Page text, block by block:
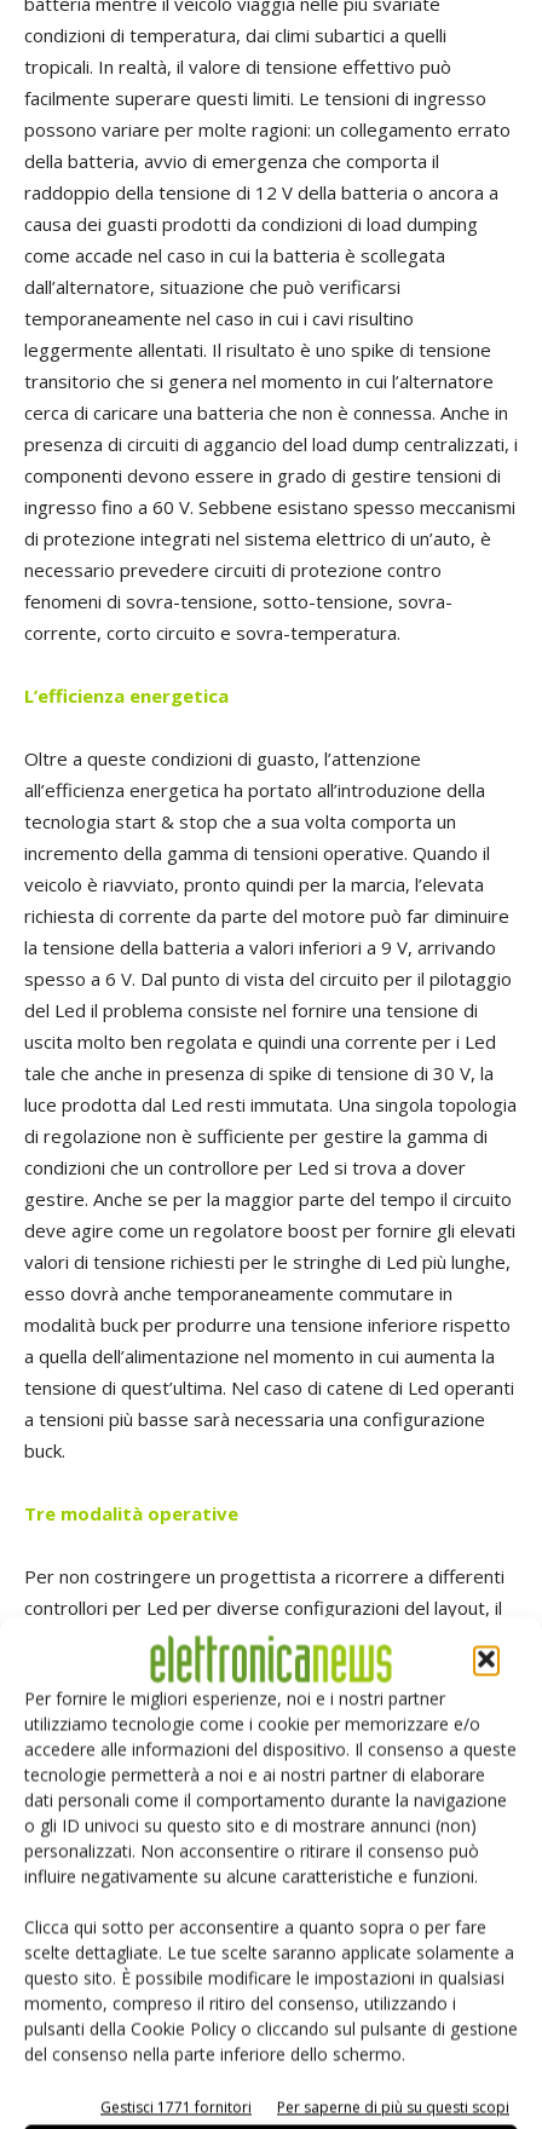
Per fornire le migliori esperienze, noi e i nostri partner
utilizziamo tecnologie come i cookie per memorizzare e/o
accedere alle informazioni del dispositivo. Il consenso a queste
tecnologie permetterà a noi e ai nostri partner di elaborare
dati personali come il comportamento durante la navigazione
o gli ID univoci su questo sito e di mostrare annunci (non)
personalizzati. Non acconsentire o ritirare il consenso può
influire negativamente su alcune caratteristiche e funzioni.
Clicca qui sotto per acconsentire a quanto sopra o per fare
scelte dettagliate. Le tue scelte saranno applicate solamente a
questo sito. È possibile modificare le impostazioni in qualsiasi
momento, compreso il ritiro del consenso, utilizzando i
pulsanti della Cookie Policy o cliccando sul pulsante di gestione
del consenso nella parte inferiore dello schermo.
Gestisci 1771 fornitori Per saperne di più su questi scopi
condizioni di temperatura, dai climi subartici a quelli
tropicali. In realtà, il valore di tensione effettivo può
facilmente superare questi limiti. Le tensioni di ingresso
possono variare per molte ragioni: un collegamento errato
della batteria, avvio di emergenza che comporta il
raddoppio della tensione di 12 V della batteria o ancora a
causa dei guasti prodotti da condizioni di load dumping
come accade nel caso in cui la batteria è scollegata
dall’alternatore, situazione che può verificarsi
temporaneamente nel caso in cui i cavi risultino
leggermente allentati. Il risultato è uno spike di tensione
transitorio che si genera nel momento in cui l’alternatore
cerca di caricare una batteria che non è connessa. Anche in
presenza di circuiti di aggancio del load dump centralizzati, i
componenti devono essere in grado di gestire tensioni di
ingresso fino a 60 V. Sebbene esistano spesso meccanismi
di protezione integrati nel sistema elettrico di un’auto, è
necessario prevedere circuiti di protezione contro
fenomeni di sovra-tensione, sotto-tensione, sovra-
corrente, corto circuito e sovra-temperatura.
L’efficienza energetica
Oltre a queste condizioni di guasto, l’attenzione
all’efficienza energetica ha portato all’introduzione della
tecnologia start & stop che a sua volta comporta un
incremento della gamma di tensioni operative. Quando il
veicolo è riavviato, pronto quindi per la marcia, l’elevata
richiesta di corrente da parte del motore può far diminuire
la tensione della batteria a valori inferiori a 9 V, arrivando
spesso a 6 V. Dal punto di vista del circuito per il pilotaggio
del Led il problema consiste nel fornire una tensione di
uscita molto ben regolata e quindi una corrente per i Led
tale che anche in presenza di spike di tensione di 30 V, la
luce prodotta dal Led resti immutata. Una singola topologia
di regolazione non è sufficiente per gestire la gamma di
condizioni che un controllore per Led si trova a dover
gestire. Anche se per la maggior parte del tempo il circuito
deve agire come un regolatore boost per fornire gli elevati
valori di tensione richiesti per le stringhe di Led più lunghe,
esso dovrà anche temporaneamente commutare in
modalità buck per produrre una tensione inferiore rispetto
a quella dell’alimentazione nel momento in cui aumenta la
tensione di quest’ultima. Nel caso di catene di Led operanti
a tensioni più basse sarà necessaria una configurazione
buck.
Tre modalità operative
Per non costringere un progettista a ricorrere a differenti
controllori per Led per diverse configurazioni del layout, il
ZXLD1371Qdi Diodes, permette di operare in
tre diverse modalità: buck, boost o buck-boost.
Quest’ultima modalità permette di rispondere in maniera
efficace alle variazioni dell’alimentazione che oscillano
attorno al valore di tensione richiesto per il pilotaggio della
stringa di Led. Una frequenza di commutazione di 400 kHz
assicura un’elevata efficienza nella regolazione della
tensione. Se si varia la disposizione dei componenti di
supporto, come ad esempio i resistori di rilevamento, il
controllore commuta tra le differenti modalità di controllo
della potenza. Per semplificare la fase di progetto,
un’applicazione di calcolo disponibile sul web permette di
eseguire la selezione dei componenti in maniera
completamente automatizzata, contribuendo in tal modo
dispositivo in questione adotta un algoritmo di controllo